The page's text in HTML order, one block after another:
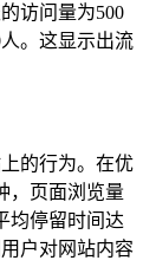
访问量为500
。这显示出流
的行为。在优
，页面浏览量
均停留时间达
户对网站内容